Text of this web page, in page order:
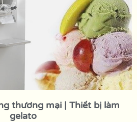
thương mại | Thiết bị làm
gelato